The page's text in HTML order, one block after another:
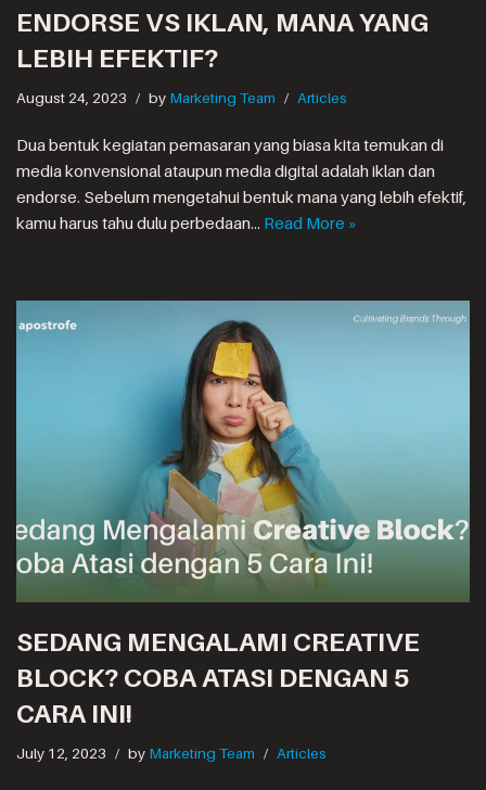
ENDORSE VS IKLAN, MANA YANG
LEBIH EFEKTIF?
August 24, 2023 by Marketing Team Articles
Dua bentuk kegiatan pemasaran yang biasa kita temukan di
media konvensional ataupun media digital adalah iklan dan
endorse. Sebelum mengetahui bentuk mana yang lebih efektif,
kamu harus tahu dulu perbedaan… Read More »
SEDANG MENGALAMI CREATIVE
BLOCK? COBA ATASI DENGAN 5
CARA INI!
July 12, 2023 by Marketing Team Articles